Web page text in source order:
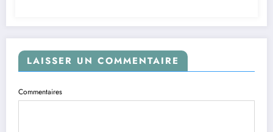
LAISSER UN COMMENTAIRE
Commentaires